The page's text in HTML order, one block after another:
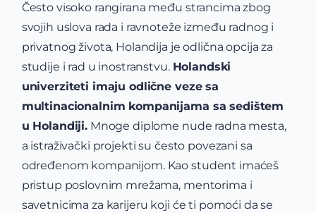
Često visoko rangirana među strancima zbog
svojih uslova rada i ravnoteže između radnog i
privatnog života, Holandija je odlična opcija za
studije i rad u inostranstvu. Holandski
univerziteti imaju odlične veze sa
multinacionalnim kompanijama sa sedištem
u Holandiji. Mnoge diplome nude radna mesta,
a istraživački projekti su često povezani sa
određenom kompanijom. Kao student imaćeš
pristup poslovnim mrežama, mentorima i
savetnicima za karijeru koji će ti pomoći da se